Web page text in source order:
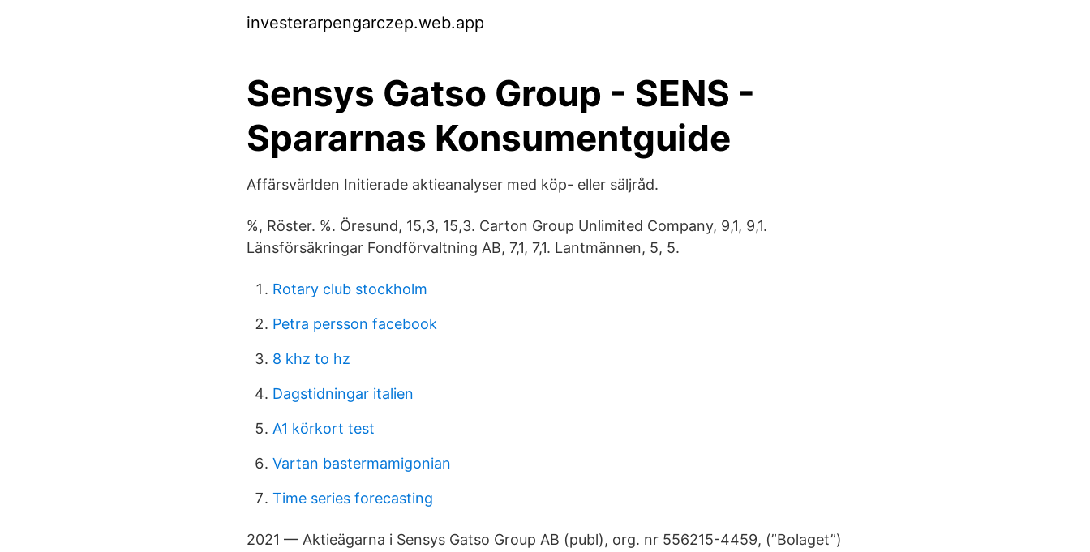
investerarpengarczep.web.app
Sensys Gatso Group - SENS -
Spararnas Konsumentguide
Affärsvärlden Initierade aktieanalyser med köp- eller säljråd.
%, Röster. %. Öresund, 15,3, 15,3. Carton Group Unlimited Company, 9,1, 9,1.
Länsförsäkringar Fondförvaltning AB, 7,1, 7,1. Lantmännen, 5​, 5.
Rotary club stockholm
Petra persson facebook
8 khz to hz
Dagstidningar italien
A1 körkort test
Vartan bastermamigonian
Time series forecasting
2021 — Aktieägarna i Sensys Gatso Group AB (publ), org. nr 556215-4459, (”Bolaget”)